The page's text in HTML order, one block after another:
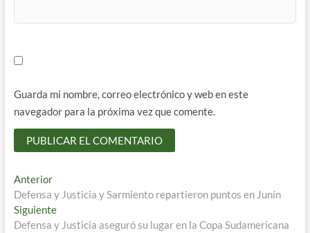
Guarda mi nombre, correo electrónico y web en este
navegador para la próxima vez que comente.
Navegación
de
entradas
AnteriorEntrada
anterior:
Defensa y Justicia y Sarmiento repartieron puntos en Junín
SiguienteEntrada
siguiente:
Defensa y Justicia aseguró su lugar en la Copa Sudamericana